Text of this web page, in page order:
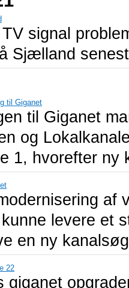
signal
Sjælland
til Giganet
til Giganet
og
1, hvorefter ny
af
levere et
en ny
22
giganet